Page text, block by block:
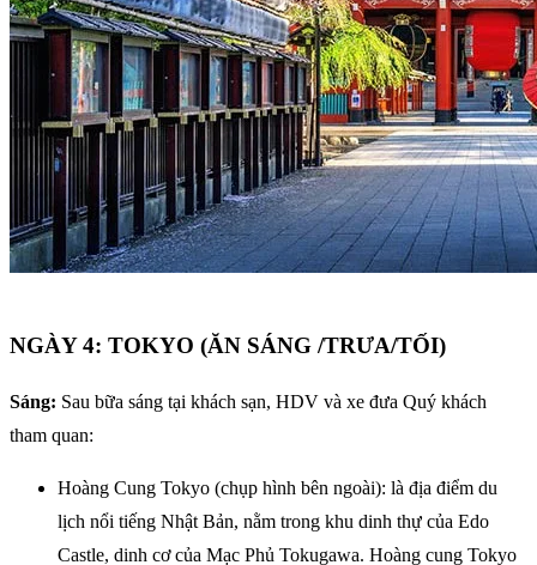
NGÀY 4: TOKYO (ĂN SÁNG /TRƯA/TỐI)
Sáng: Sau bữa sáng tại khách sạn, HDV và xe đưa Quý khách
tham quan:
Hoàng Cung Tokyo (chụp hình bên ngoài): là địa điểm du
lịch nổi tiếng Nhật Bản, nằm trong khu dinh thự của Edo
Castle, dinh cơ của Mạc Phủ Tokugawa. Hoàng cung Tokyo